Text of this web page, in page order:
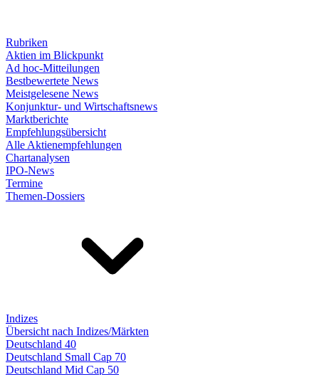
Rubriken
Aktien im Blickpunkt
Ad hoc-Mitteilungen
Bestbewertete News
Meistgelesene News
Konjunktur- und Wirtschaftsnews
Marktberichte
Empfehlungsübersicht
Alle Aktienempfehlungen
Chartanalysen
IPO-News
Termine
Themen-Dossiers
Indizes
Übersicht nach Indizes/Märkten
Deutschland 40
Deutschland Small Cap 70
Deutschland Mid Cap 50